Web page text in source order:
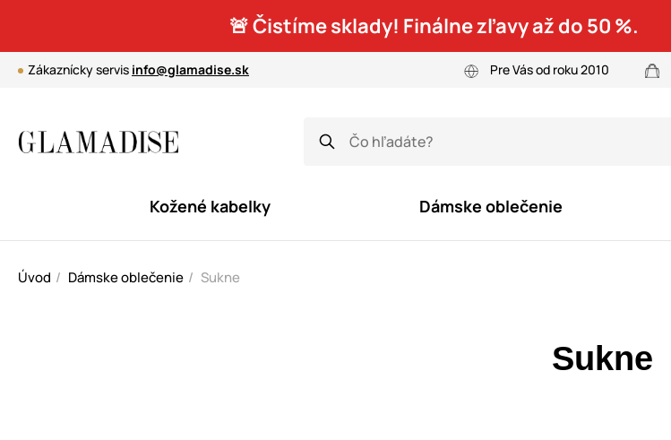
🚨 Čistíme sklady! Finálne zľavy až do 50 %.
Zákaznícky servis info@glamadise.sk Pre Vás od roku 2010
Kožené kabelky Dámske oblečenie
Úvod Dámske oblečenie Sukne
Sukne